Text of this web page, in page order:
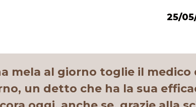
25/
mela al giorno toglie il medico
un detto che ha la sua